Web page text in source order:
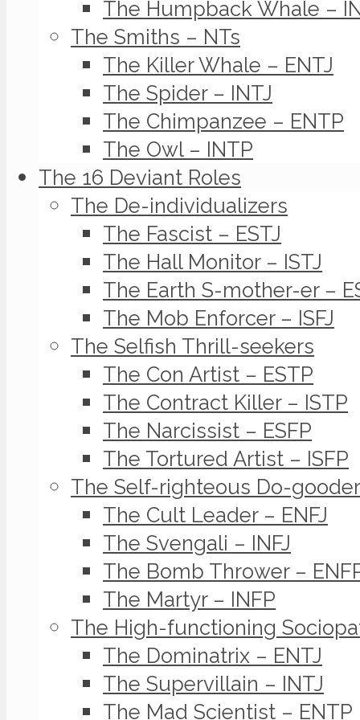
The Humpback Whale –
The Smiths – NTs
The Killer Whale – ENTJ
The Spider – INTJ
The Chimpanzee – ENTP
The Owl – INTP
The 16 Deviant Roles
The De-individualizers
The Fascist – ESTJ
The Hall Monitor – ISTJ
The Earth S-mother-er –
The Mob Enforcer – ISFJ
The Selfish Thrill-seekers
The Con Artist – ESTP
The Contract Killer – ISTP
The Narcissist – ESFP
The Tortured Artist – ISFP
The Self-righteous Do-
The Cult Leader – ENFJ
The Svengali – INFJ
The Bomb Thrower –
The Martyr – INFP
The High-functioning
The Dominatrix – ENTJ
The Supervillain – INTJ
The Mad Scientist – ENTP